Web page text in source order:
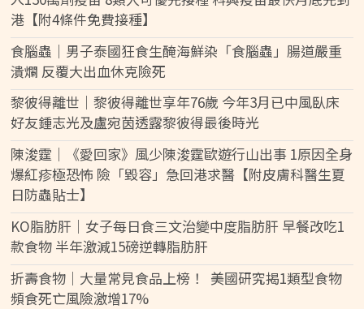
港【附4條件免費接種】
食腦蟲｜男子泰國狂食生醃海鮮染「食腦蟲」腸道嚴重
潰爛 反覆大出血休克險死
黎彼得離世｜黎彼得離世享年76歲 今年3月已中風臥床
好友鍾志光及盧宛茵透露黎彼得最後時光
陳浚霆｜《愛回家》風少陳浚霆歐遊行山出事 1原因全身
爆紅疹極恐怖 險「毀容」急回港求醫【附皮膚科醫生夏
日防蟲貼士】
KO脂肪肝｜女子每日食三文治變中度脂肪肝 早餐改吃1
款食物 半年激減15磅逆轉脂肪肝
折壽食物｜大量常見食品上榜！ 美國研究揭1類型食物
頻食死亡風險激增17%